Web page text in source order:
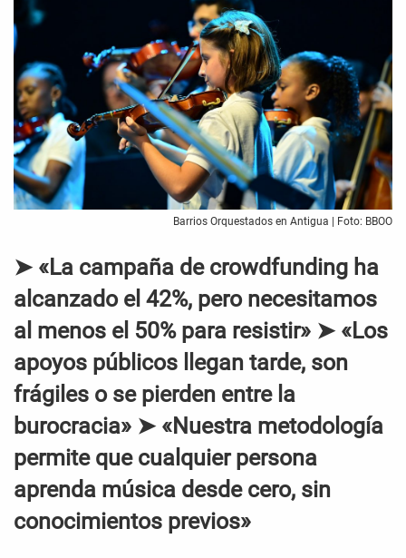
Barrios Orquestados en Antigua | Foto: BBOO
➤ «La campaña de crowdfunding ha
alcanzado el 42%, pero necesitamos
al menos el 50% para resistir» ➤ «Los
apoyos públicos llegan tarde, son
frágiles o se pierden entre la
burocracia» ➤ «Nuestra metodología
permite que cualquier persona
aprenda música desde cero, sin
conocimientos previos»